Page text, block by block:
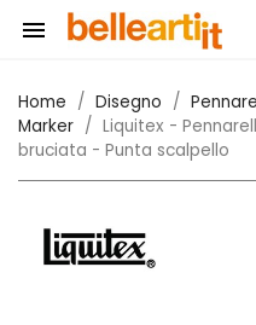

Home Disegno
Marker
Liquitex -
bruciata - Punta scalpello